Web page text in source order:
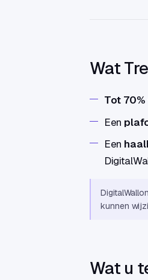
Wat
Tot 70%
Een
Een
kunnen
Wat u